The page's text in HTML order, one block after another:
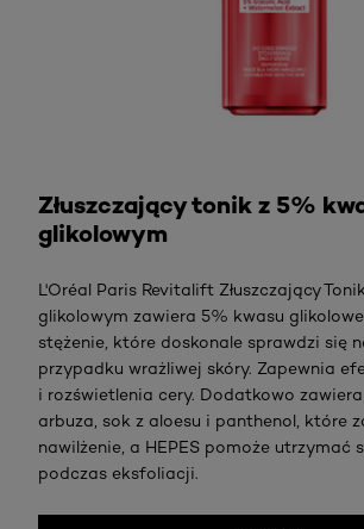
Złuszczający tonik z 5%
glikolowym
L'Oréal Paris Revitalift Złuszczający
glikolowym zawiera 5% kwasu
stężenie, które doskonale sprawdzi się
przypadku wrażliwej skóry. Zapewnia
i rozświetlenia cery. Dodatkowo
arbuza, sok z aloesu i panthenol, które
nawilżenie, a HEPES pomoże utrzymać
podczas eksfoliacji.